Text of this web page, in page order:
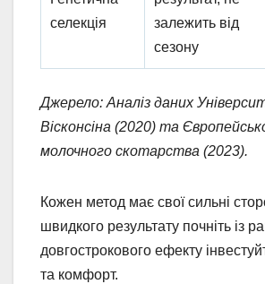
селекція
залежить від
сезону
Джерело: Аналіз даних
Вісконсіна (2020) та
молочного скотарства (2023).
Кожен метод має свої сильні
швидкого результату почніть із
довгострокового ефекту
та комфорт.